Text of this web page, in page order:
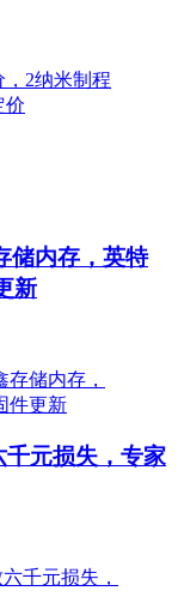
储内存，英特
新
千元损失，专家